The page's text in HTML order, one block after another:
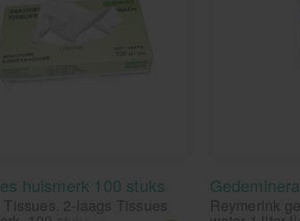
huismerk 100 stuks
Tissues. 2-laags Tissues Reymerink